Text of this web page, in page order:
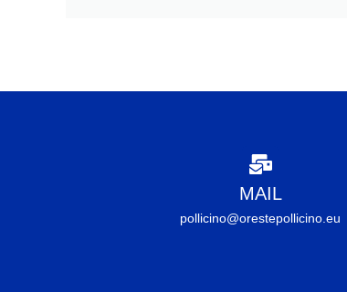
MAIL
pollicino@orestepollicino.eu